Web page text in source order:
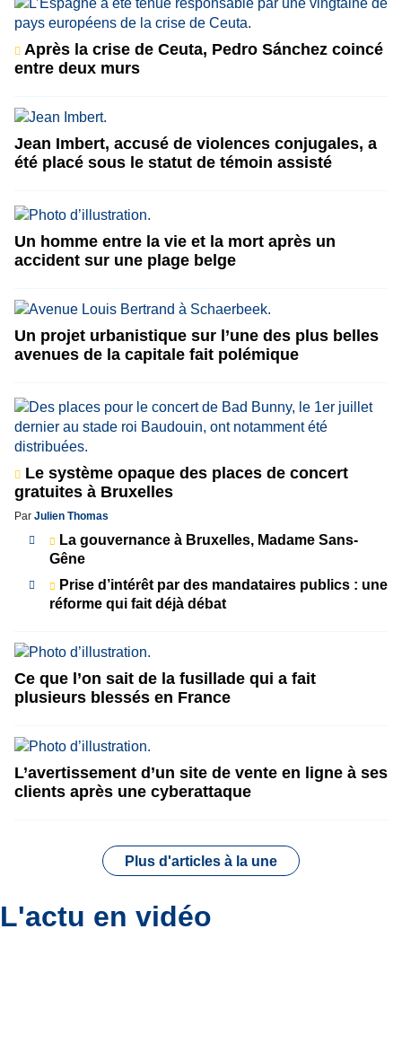
Après la crise de Ceuta, Pedro Sánchez coincé
entre deux murs
Jean Imbert, accusé de violences conjugales, a
été placé sous le statut de témoin assisté
Un homme entre la vie et la mort après un
accident sur une plage belge
Un projet urbanistique sur l’une des plus belles
avenues de la capitale fait polémique
Le système opaque des places de concert
gratuites à Bruxelles
Par Julien Thomas
La gouvernance à Bruxelles, Madame Sans-
Gêne
Prise d’intérêt par des mandataires publics : une
réforme qui fait déjà débat
Ce que l’on sait de la fusillade qui a fait
plusieurs blessés en France
L’avertissement d’un site de vente en ligne à ses
clients après une cyberattaque
Plus d'articles à la une
L'actu en vidéo